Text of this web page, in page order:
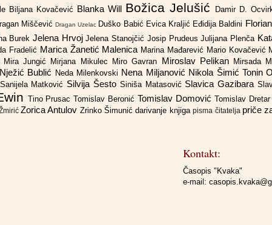
Biljana Kovačević Blanka Will Božica Jelušić Damir D.
MiščevićDragan Uzelac Duško Babić Evica Kraljić Eđidija Baldini
BurekJelena HrvojJelena Stanojčić Josip PrudeusJulijana Plenča
Fradelić Marica Žanetić Malenica Marina Mađarević Mario Kovačević
Mira Jungić Mirjana Mikulec Miro Gavran Miroslav Pelikan Mirsada
Bublić Neda Milenkovski Nena Miljanović Nikola Šimić Tonin
Sanijela Matković Silvija Šesto Siniša Matasović Slavica Gazibara
Tino PrusacTomislav Beronić Tomislav DomovićTomislav Dretar
Zorica Antulov Zrinko Šimunićdarivanje knjigapisma čitatelja priče
Kontakt:
Časopis "Kvaka"
e-mail: